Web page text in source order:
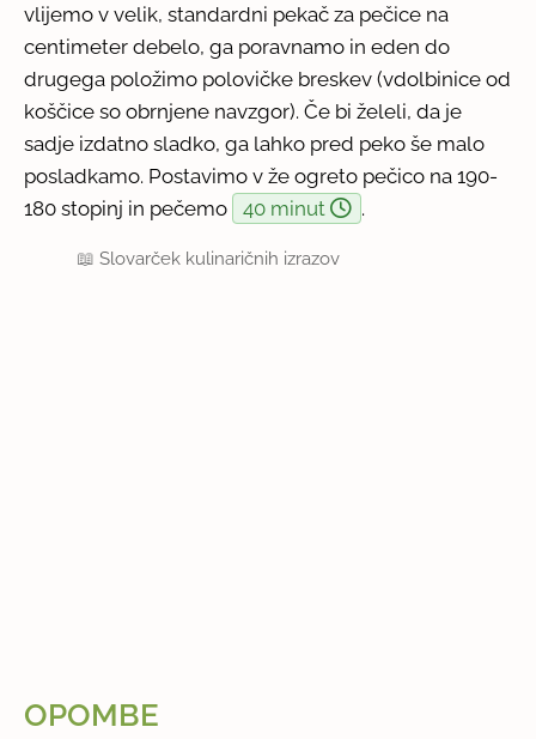
vlijemo v velik, standardni pekač za pečice na
centimeter debelo, ga poravnamo in eden do
drugega položimo polovičke breskev (vdolbinice od
koščice so obrnjene navzgor). Če bi želeli, da je
sadje izdatno sladko, ga lahko pred peko še malo
posladkamo. Postavimo v že ogreto pečico na 190-
180 stopinj in pečemo
40 minut .
📖Slovarček kulinaričnih izrazov
OPOMBE